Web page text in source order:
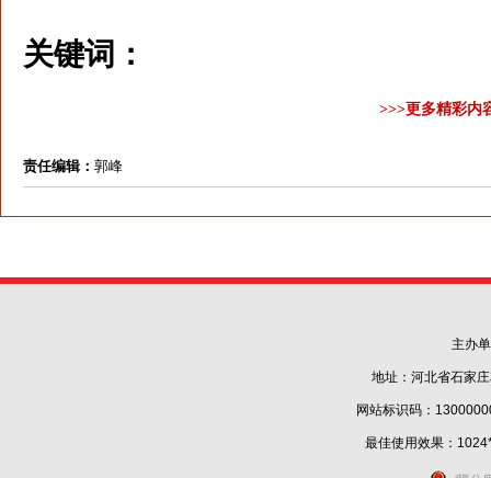
关键词：
>>>更多精彩内
责任编辑： 郭峰
主办
地址：河北省石家
网站标识码：
最佳使用效果：